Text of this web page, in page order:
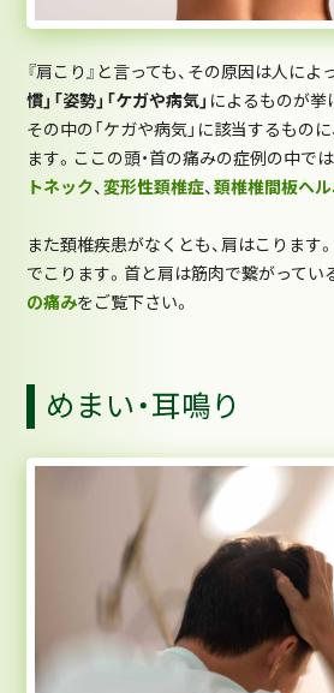
『肩こり』と言っても、その原因は人によ
慣」「姿勢」「ケガや病気」 によるものが挙
その中の「ケガや病気」に該当するもの
ます。ここの頭・首の痛みの症例の中では
トネック、変形性頚椎症、頚椎椎間板ヘ
また頚椎疾患がなくとも、肩はこります
でこります。首と肩は筋肉で繋がってい
の痛みをご覧下さい。
めまい・耳鳴り